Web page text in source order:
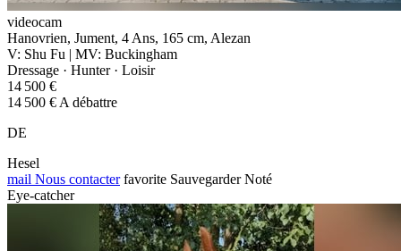
videocam
Hanovrien, Jument, 4 Ans, 165 cm, Alezan
V: Shu Fu | MV: Buckingham
Dressage · Hunter · Loisir
14 500 €
14 500 € A débattre
DE
Hesel
mail Nous contacter favorite Sauvegarder Noté
Eye-catcher